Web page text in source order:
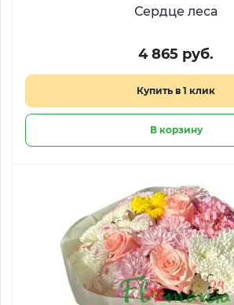
Сердце леса
4 865 руб.
Купить в 1 клик
В корзину